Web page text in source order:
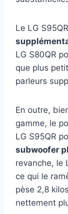
Le LG
LG S80QR
que plus
parleurs
En outre,
gamme, le
LG S95QR
subwoofer
revanche, le
ce qui le
pèse 2,8
nettement